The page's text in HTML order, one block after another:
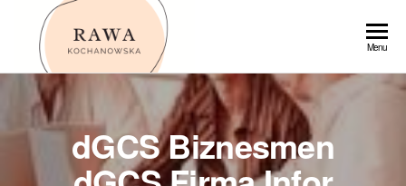
Przejdź
Menu
dGCS Biznesmen